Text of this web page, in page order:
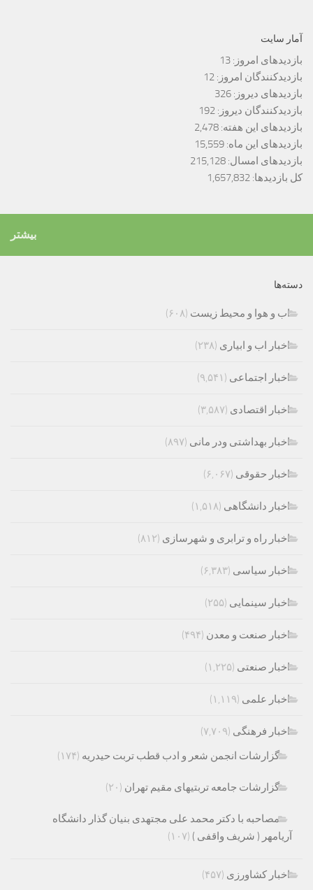
آمار سایت
بازدیدهای امروز: 13
بازدیدکنندگان امروز: 12
بازدیدهای دیروز: 326
بازدیدکنندگان دیروز: 192
بازدیدهای این هفته: 2,478
بازدیدهای این ماه: 15,559
بازدیدهای امسال: 215,128
کل بازدیدها: 1,657,832
بیشتر
دسته‌ها
اب و هوا و محیط زیست (۶۰۸)
اخبار اب و ابیاری (۲۳۸)
اخبار اجتماعی (۹,۵۴۱)
اخبار اقتصادی (۳,۵۸۷)
اخبار بهداشتی ودر مانی (۸۹۷)
اخبار حقوقی (۶,۰۶۷)
اخبار دانشگاهی (۱,۵۱۸)
اخبار راه و ترابری و شهرسازی (۸۱۲)
اخبار سیاسی (۶,۳۸۳)
اخبار سینمایی (۲۵۵)
اخبار صنعت و معدن (۴۹۴)
اخبار صنعتی (۱,۲۲۵)
اخبار علمی (۱,۱۱۹)
اخبار فرهنگی (۷,۷۰۹)
گزارشات انجمن شعر و ادب قطب تربت حیدریه (۱۷۴)
گزارشات جامعه تربتیهای مقیم تهران (۲۰)
مصاحبه با دکتر محمد علی مجتهدی بنیان گذار دانشگاه
آریامهر ( شریف واقفی ) (۱۰۷)
اخبار کشاورزی (۴۵۷)